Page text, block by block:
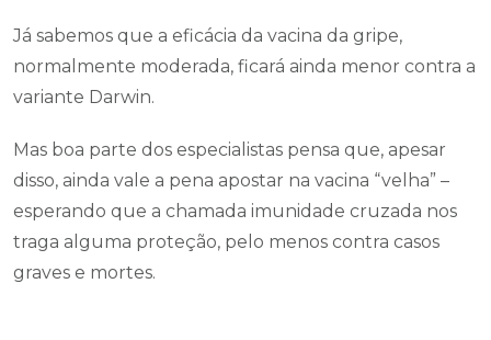
Já sabemos que a eficácia da vacina da gripe,
normalmente moderada, ficará ainda menor contra a
variante Darwin.
Mas boa parte dos especialistas pensa que, apesar
disso, ainda vale a pena apostar na vacina “velha” –
esperando que a chamada imunidade cruzada nos
traga alguma proteção, pelo menos contra casos
graves e mortes.